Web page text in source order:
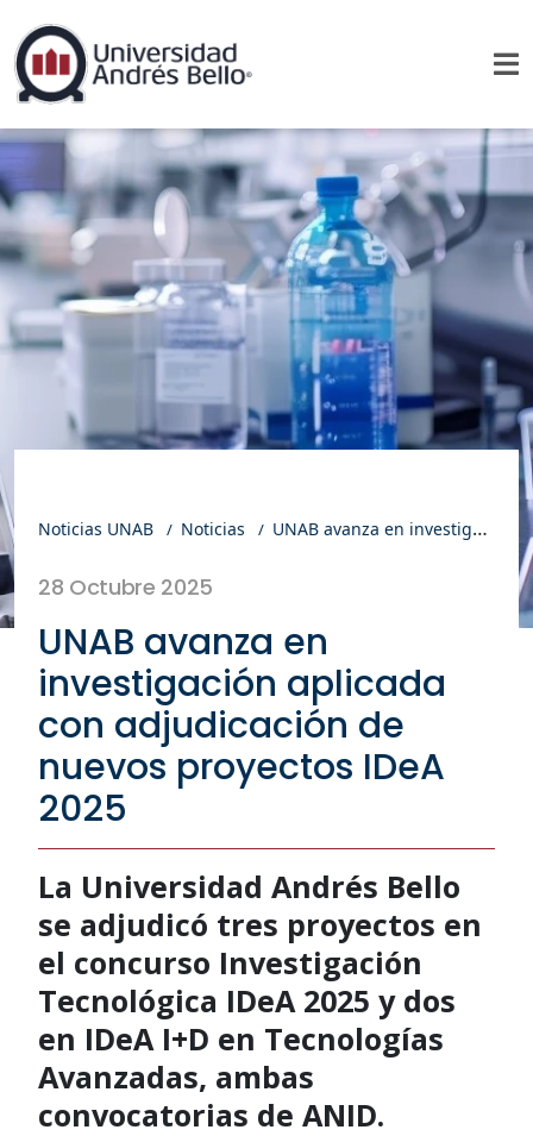
Noticias UNAB Noticias UNAB avanza en investigación aplicada con adjudicación de nuevos proyectos IDeA 2025
28 Octubre 2025
UNAB avanza en
investigación aplicada
con adjudicación de
nuevos proyectos IDeA
2025
La Universidad Andrés Bello
se adjudicó tres proyectos en
el concurso Investigación
Tecnológica IDeA 2025 y dos
en IDeA I+D en Tecnologías
Avanzadas, ambas
convocatorias de ANID.